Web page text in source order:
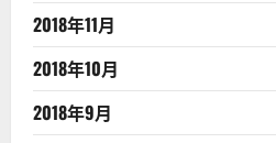
2018年11月
2018年10月
2018年9月